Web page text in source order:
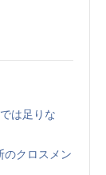
は足りな
のクロスメン